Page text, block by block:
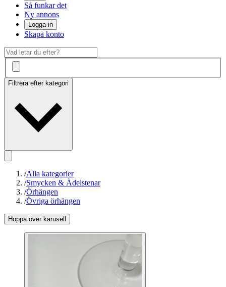
Så funkar det
Ny annons
Logga in
Skapa konto
Filtrera efter kategori
/Alla kategorier
/Smycken & Ädelstenar
/Örhängen
/Övriga örhängen
Hoppa över karusell